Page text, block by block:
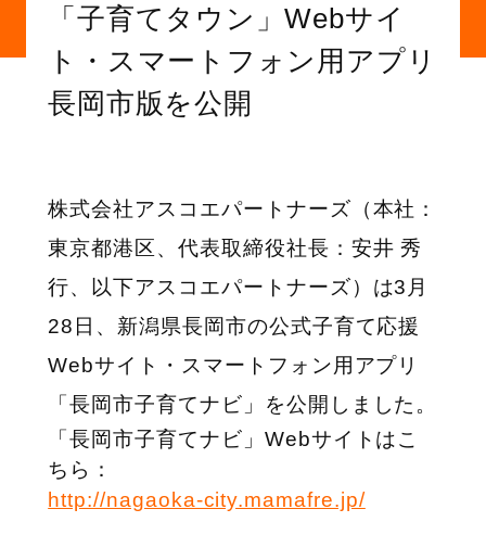
「子育てタウン」Webサイ
ト・スマートフォン用アプリ
長岡市版を公開
株式会社アスコエパートナーズ（本社：
東京都港区、代表取締役社長：安井 秀
行、以下アスコエパートナーズ）は3月
28日、新潟県長岡市の公式子育て応援
Webサイト・スマートフォン用アプリ
「長岡市子育てナビ」を公開しました。
「長岡市子育てナビ」Webサイトはこ
ちら：
http://nagaoka-city.mamafre.jp/